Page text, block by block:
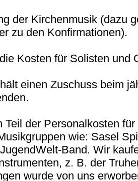
der Kirchenmusik (dazu
zu den Konfirmationen).
Kosten für Solisten und
einen Zuschuss beim
Teil der Personalkosten
wie: Sasel
Band. Wir
z. B. der
wurde von uns